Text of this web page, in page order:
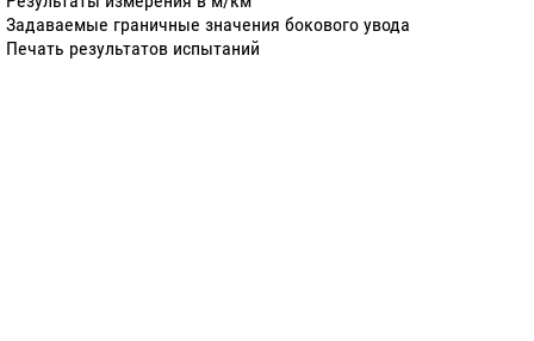
Задаваемые граничные значения бокового увода
Печать результатов испытаний